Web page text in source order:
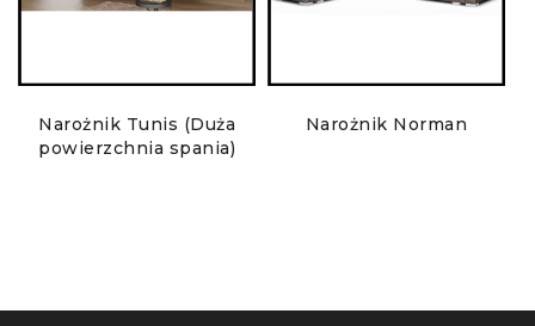
Narożnik Tunis (Duża
powierzchnia spania)
Narożnik Norman